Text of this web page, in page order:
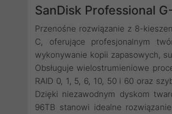
SanDisk Professional
Przenośne rozwiązanie z 8-
C, oferujące profesjonalnym
wykonywanie kopii zapasowych,
Obsługuje wielostrumieniowe
RAID 0, 1, 5, 6, 10, 50 i 60 oraz
Dzięki niezawodnym dyskom
96TB stanowi idealne